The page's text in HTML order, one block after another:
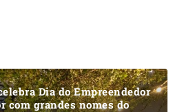
Dia do Empreendedor
com grandes nomes do